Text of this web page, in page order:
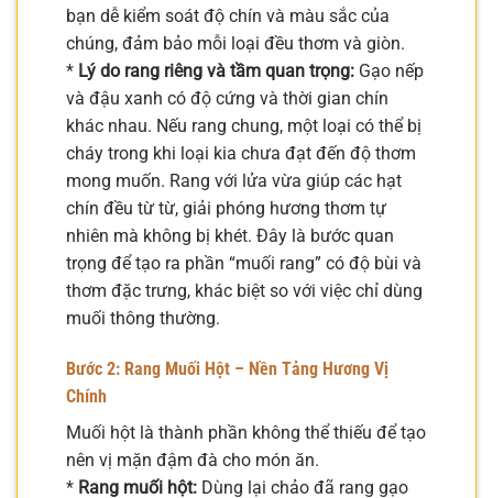
bạn dễ kiểm soát độ chín và màu sắc của
chúng, đảm bảo mỗi loại đều thơm và giòn.
* Lý do rang riêng và tầm quan trọng: Gạo nếp
và đậu xanh có độ cứng và thời gian chín
khác nhau. Nếu rang chung, một loại có thể bị
cháy trong khi loại kia chưa đạt đến độ thơm
mong muốn. Rang với lửa vừa giúp các hạt
chín đều từ từ, giải phóng hương thơm tự
nhiên mà không bị khét. Đây là bước quan
trọng để tạo ra phần “muối rang” có độ bùi và
thơm đặc trưng, khác biệt so với việc chỉ dùng
muối thông thường.
Bước 2: Rang Muối Hột – Nền Tảng Hương Vị
Chính
Muối hột là thành phần không thể thiếu để tạo
nên vị mặn đậm đà cho món ăn.
* Rang muối hột: Dùng lại chảo đã rang gạo